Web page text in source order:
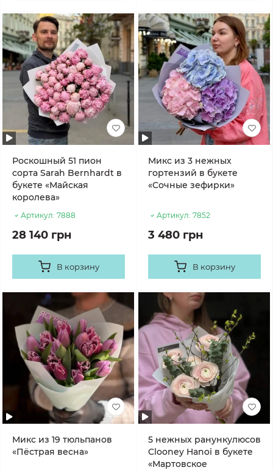
Роскошный 51 пион
сорта Sarah Bernhardt в
букете «Майская
королева»
Артикул: 7888
28 140 грн
В корзину
Микс из 3 нежных
гортензий в букете
«Сочные зефирки»
Артикул: 7852
3 480 грн
В корзину
Микс из 19 тюльпанов
«Пёстрая весна»
5 нежных ранункулюсов
Clooney Hanoi в букете
«Мартовское